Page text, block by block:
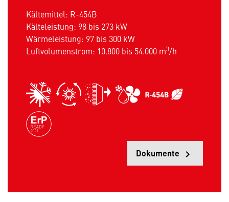
Kältemittel: R-454B
Kälteleistung: 98 bis 273 kW
Wärmeleistung: 97 bis 300 kW
Luftvolumenstrom: 10.800 bis 54.000 m3/h
Dokumente keyboard_arrow_right